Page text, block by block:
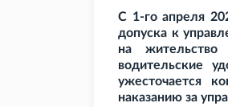
С 1-го апреля
допуска к
на
водительские
ужесточается
наказанию за